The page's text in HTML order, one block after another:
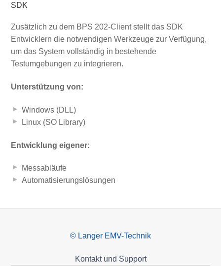
SDK
Zusätzlich zu dem BPS 202-Client stellt das SDK
Entwicklern die notwendigen Werkzeuge zur Verfügung,
um das System vollständig in bestehende
Testumgebungen zu integrieren.
Unterstützung von:
Windows (DLL)
Linux (SO Library)
Entwicklung eigener:
Messabläufe
Automatisierungslösungen
© Langer EMV-Technik
Kontakt und Support